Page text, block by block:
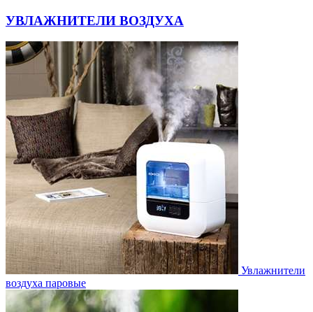
УВЛАЖНИТЕЛИ ВОЗДУХА
Увлажнители
воздуха паровые